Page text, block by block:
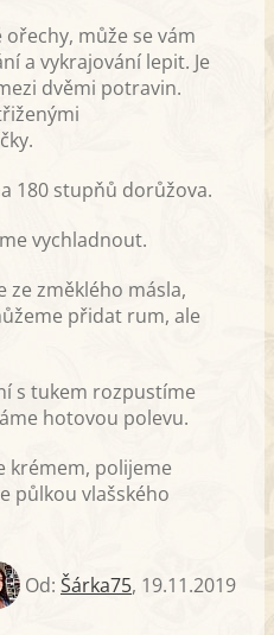
ořechy, může se vám
a vykrajování lepit. Je
dvěmi potravin.
180 stupňů dorůžova.
vychladnout.
ze změklého másla,
přidat rum, ale
s tukem rozpustíme
hotovou polevu.
krémem, polijeme
půlkou vlašského
Od: Šárka75, 19.11.2019